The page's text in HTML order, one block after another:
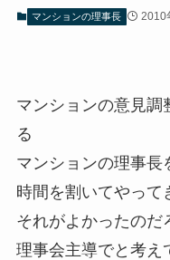
マンションの理事長 2010
マンションの意見調
る
マンションの理事長
時間を割いてやって
それがよかったのだ
理事会主導でと考え